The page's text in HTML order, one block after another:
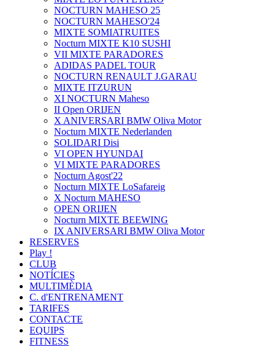
NOCTURN MAHESO 25
NOCTURN MAHESO'24
MIXTE SOMIATRUITES
Nocturn MIXTE K10 SUSHI
VII MIXTE PARADORES
ADIDAS PADEL TOUR
NOCTURN RENAULT J.GARAU
MIXTE ITZURUN
XI NOCTURN Maheso
II Open ORIJEN
X ANIVERSARI BMW Oliva Motor
Nocturn MIXTE Nederlanden
SOLIDARI Disi
VI OPEN HYUNDAI
VI MIXTE PARADORES
Nocturn Agost'22
Nocturn MIXTE LoSafareig
X Nocturn MAHESO
OPEN ORIJEN
Nocturn MIXTE BEEWING
IX ANIVERSARI BMW Oliva Motor
RESERVES
Play !
CLUB
NOTÍCIES
MULTIMÈDIA
C. d'ENTRENAMENT
TARIFES
CONTACTE
EQUIPS
FITNESS